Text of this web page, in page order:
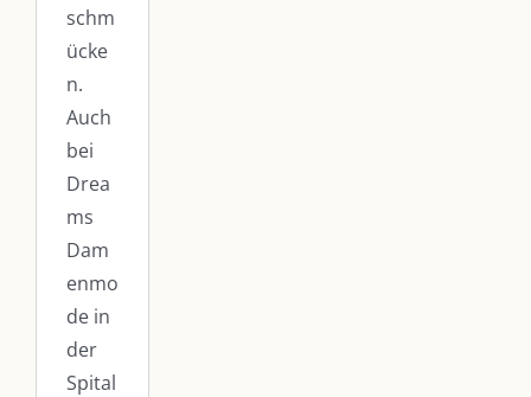
schm
ücke
n.
Auch
bei
Drea
ms
Dam
enmo
de in
der
Spital